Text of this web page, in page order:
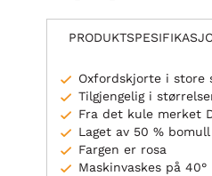
Oxfordskjorte i store
Tilgjengelig i
Fra det kule merket
Laget av 50 %
Fargen er rosa
Maskinvaskes på 40°